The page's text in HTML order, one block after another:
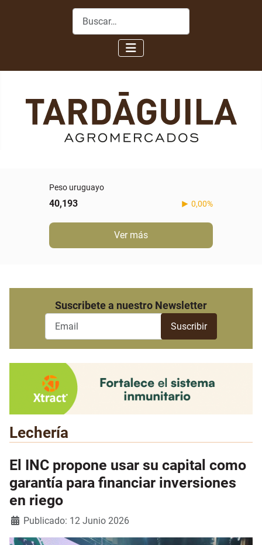
Buscar
Peso uruguayo
40,193 0,00%
Ver más
Suscribete a nuestro Newsletter
Lechería
El INC propone usar su capital como
garantía para financiar inversiones
en riego
Detalles
Publicado: 12 Junio 2026